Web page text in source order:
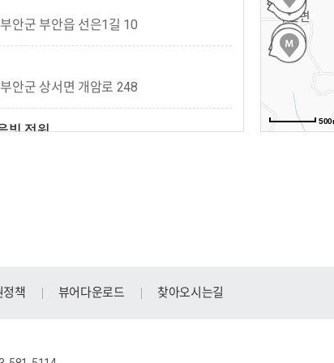
안군 부안읍 선은1길 10
안군 상서면 개암로 248
빛 정원
안군 줄포면 생태공원로 38
지
정책 뷰어다운로드 찾아오시는길